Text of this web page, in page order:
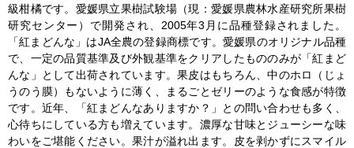
級柑橘です。愛媛県立果樹試験場（現：愛媛県農林水産研究所果樹
研究センター）で開発され、2005年3月に品種登録されました。
「紅まどんな」はJA全農の登録商標です。愛媛県のオリジナル品種
で、一定の品質基準及び外観基準をクリアしたもののみが「紅まど
んな」として出荷されています。果皮はもちろん、中のホロ（じょ
うのう膜）もないように薄く、まるごとゼリーのような食感が特徴
です。近年、「紅まどんなありますか？」との問い合わせも多く、
心待ちにしている方も増えています。濃厚な甘味とジューシーな味
わいをご堪能ください。果汁が溢れ出ます。皮を剥かずにスマイル